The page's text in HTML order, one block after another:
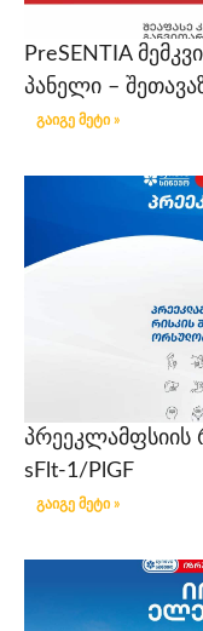
PreSENTIA
პანელი –
გაიგე მეტი »
პრეეკლამფსიის
sFlt-1/PlGF
გაიგე მეტი »